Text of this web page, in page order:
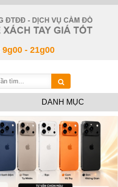
9g00 - 21g00
DANH MỤC